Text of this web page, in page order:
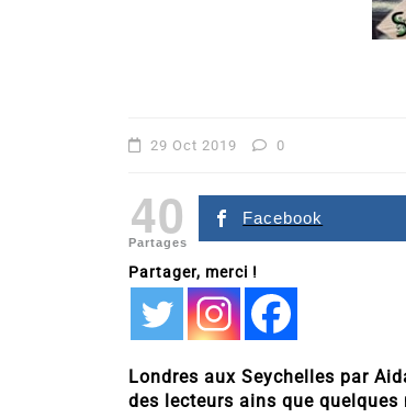
29 Oct 2019 0
40
Partages
Facebook
Partager, merci !
Londres aux Seychelles par
des lecteurs ains que quelques
Dans Romance
2026
littérature sentimentale